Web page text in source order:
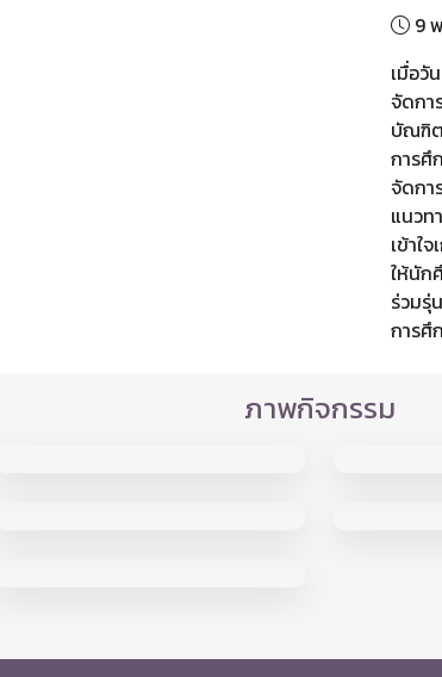
9
เมื่อวั
จัดกา
บัณฑิ
การศึ
จัดกา
แนวท
เข้าใ
ให้นัก
ร่วมรุ่
การศึ
ภาพกิจกรรม